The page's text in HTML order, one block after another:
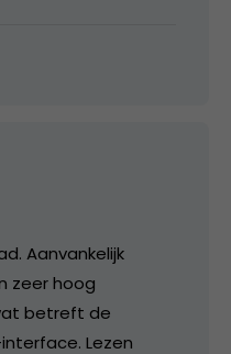
Aanvankelijk
zeer hoog
betreft de
Lezen